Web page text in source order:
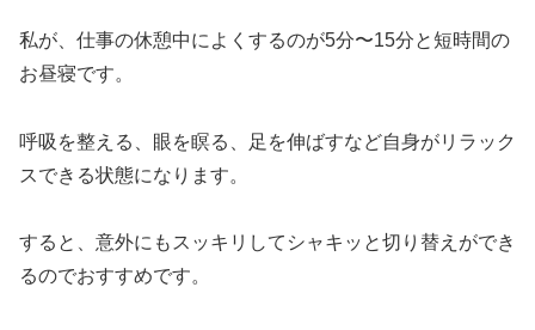
私が、仕事の休憩中によくするのが5分〜15分と短時間の
お昼寝です。
呼吸を整える、眼を瞑る、足を伸ばすなど自身がリラック
スできる状態になります。
すると、意外にもスッキリしてシャキッと切り替えができ
るのでおすすめです。